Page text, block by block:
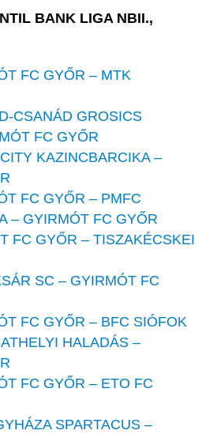
BANK LIGA NBII.,
FC GYŐR – MTK
CSANÁD GROSICS
FC GYŐR
KAZINCBARCIKA –
FC GYŐR – PMFC
– GYIRMÓT FC GYŐR
FC GYŐR – TISZAKÉCSKEI
SC – GYIRMÓT FC
FC GYŐR – BFC SIÓFOK
HALADÁS –
FC GYŐR – ETO FC
SPARTACUS –